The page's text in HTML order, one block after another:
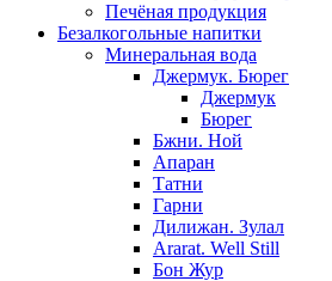
Печёная продукция
Безалкогольные напитки
Минеральная вода
Джермук. Бюрег
Джермук
Бюрег
Бжни. Ной
Апаран
Татни
Гарни
Дилижан. Зулал
Ararat. Well Still
Бон Жур